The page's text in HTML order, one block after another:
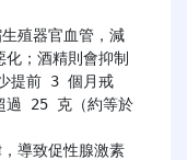
；酒精則會抑制
提前 3 個月戒
過 25 克（約等於